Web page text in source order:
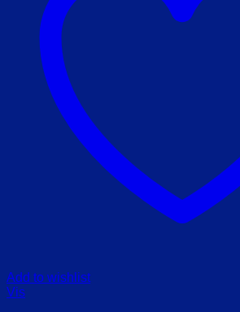
Add to wishlist
Vis